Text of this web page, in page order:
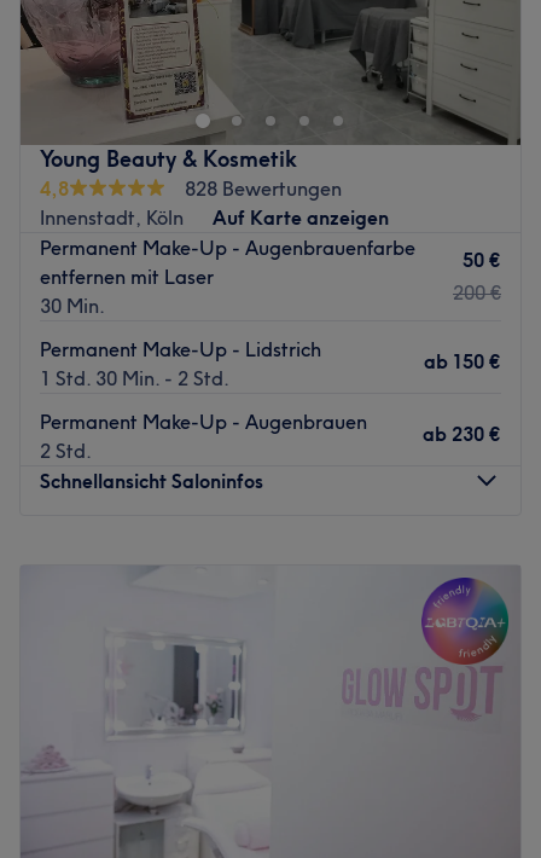
Young Beauty & Kosmetik
4,8
828 Bewertungen
Innenstadt, Köln
Auf Karte anzeigen
Permanent Make-Up - Augenbrauenfarbe
entfernen mit Laser
30 Min.
50 €
200 €
Permanent Make-Up - Lidstrich
1 Std. 30 Min. - 2 Std.
ab 150 €
Permanent Make-Up - Augenbrauen
2 Std.
ab 230 €
Schnellansicht Saloninfos
20:00
20:00
–20:00
10:00 –20:00
10:00 –18:00
Geschlossen
Gönn dir einen strahlenden Teint, seidenglatte Haut oder
voluminöse Wimpern für einen betörenden
Augenaufschlag! Unser Tipp: Young Beauty & Kosmetik,